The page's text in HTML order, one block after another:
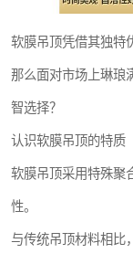
软膜吊顶凭借其独特
那么面对市场上琳琅
智选择？
认识软膜吊顶的特质
软膜吊顶采用特殊聚
性。
与传统吊顶材料相比